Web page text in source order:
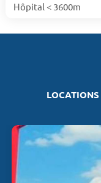
Hôpital < 3600m